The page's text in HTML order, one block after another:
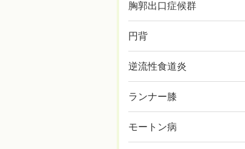
胸郭出口症候群
円背
逆流性食道炎
ランナー膝
モートン病